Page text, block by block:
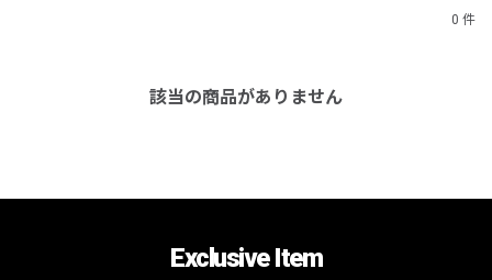
0 件
該当の商品がありません
Exclusive Item